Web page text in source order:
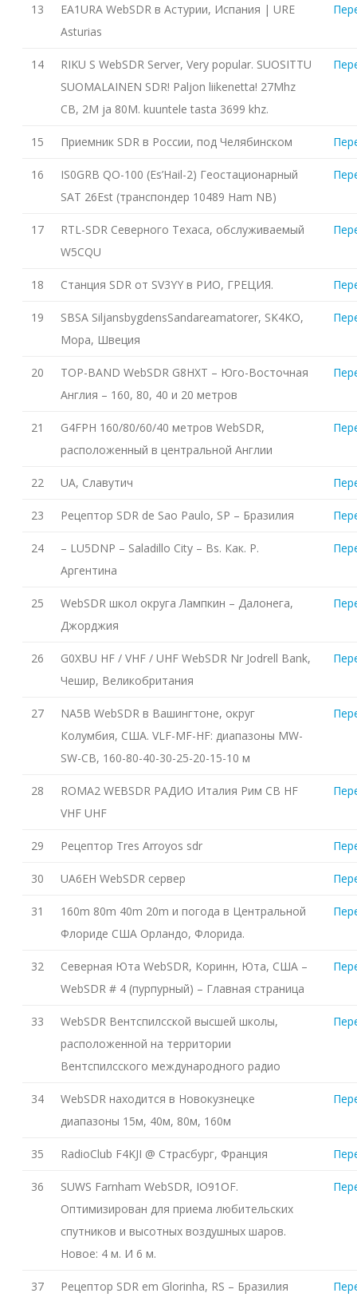
13
EA1URA WebSDR в Астурии, Испания | URE
Asturias
14
RIKU S WebSDR Server, Very popular. SUOSITTU
SUOMALAINEN SDR! Paljon liikenetta! 27Mhz
CB, 2M ja 80M. kuuntele tasta 3699 khz.
15 Приемник SDR в России, под Челябинском
16
IS0GRB QO-100 (Es’Hail-2) Геостационарный
SAT 26Est (транспондер 10489 Ham NB)
17
RTL-SDR Северного Техаса, обслуживаемый
W5CQU
18 Станция SDR от SV3YY в РИО, ГРЕЦИЯ.
19
SBSA SiljansbygdensSandareamatorer, SK4KO,
Мора, Швеция
20
TOP-BAND WebSDR G8HXT – Юго-Восточная
Англия – 160, 80, 40 и 20 метров
21
G4FPH 160/80/60/40 метров WebSDR,
расположенный в центральной Англии
22 UA, Славутич
23 Рецептор SDR de Sao Paulo, SP – Бразилия
24
– LU5DNP – Saladillo City – Bs. Как. Р.
Аргентина
25
WebSDR школ округа Лампкин – Далонега,
Джорджия
26
G0XBU HF / VHF / UHF WebSDR Nr Jodrell Bank,
Чешир, Великобритания
27
NA5B WebSDR в Вашингтоне, округ
Колумбия, США. VLF-MF-HF: диапазоны MW-
SW-CB, 160-80-40-30-25-20-15-10 м
28
ROMA2 WEBSDR РАДИО Италия Рим CB HF
VHF UHF
29 Рецептор Tres Arroyos sdr
30 UA6EH WebSDR сервер
31
160m 80m 40m 20m и погода в Центральной
Флориде США Орландо, Флорида.
32
Северная Юта WebSDR, Коринн, Юта, США –
WebSDR # 4 (пурпурный) – Главная страница
33
WebSDR Вентспилсской высшей школы,
расположенной на территории
Вентспилсского международного радио
34
WebSDR находится в Новокузнецке
диапазоны 15м, 40м, 80м, 160м
35 RadioClub F4KJI @ Страсбург, Франция
36
SUWS Farnham WebSDR, IO91OF.
Оптимизирован для приема любительских
спутников и высотных воздушных шаров.
Новое: 4 м. И 6 м.
37 Рецептор SDR em Glorinha, RS – Бразилия